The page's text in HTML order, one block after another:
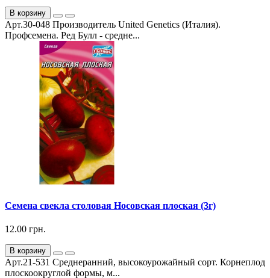
В корзину
Арт.30-048 Производитель United Genetics (Италия).
Профсемена. Ред Булл - средне...
Семена свекла столовая Носовская плоская (3г)
12.00 грн.
В корзину
Арт.21-531 Среднеранний, высокоурожайный сорт. Корнеплод
плоскоокруглой формы, м...